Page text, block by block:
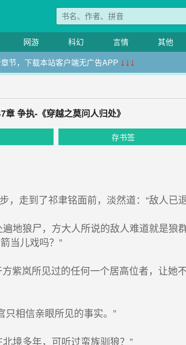
网游 科幻 言情 其他
节，下载本站客户端无广告APP ↓↓↓
章 争执-《穿越之莫问人归处》
存书签
走到了祁聿铭面前，淡然道：“敌人已
地狼尸，方大人所说的敌人难道就是狼
当儿戏吗？”
紫岚所见过的任何一个居高位者，让她
相信亲眼所见的事实。”
境多年，可听过蛮族驯狼？”